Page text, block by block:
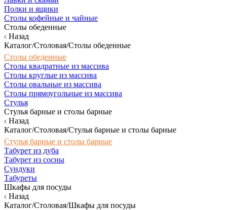
Полки и ящики
Столы кофейные и чайные
Столы обеденные
Назад
Каталог/Столовая/Столы обеденные
Столы обеденные
Столы квадратные из массива
Столы круглые из массива
Столы овальные из массива
Столы прямоугольные из массива
Стулья
Стулья барные и столы барные
Назад
Каталог/Столовая/Стулья барные и столы барные
Стулья барные и столы барные
Табурет из дуба
Табурет из сосны
Сундуки
Табуреты
Шкафы для посуды
Назад
Каталог/Столовая/Шкафы для посуды